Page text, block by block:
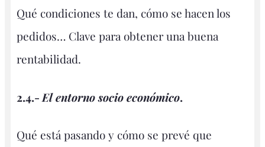
Qué condiciones te dan, cómo se hacen los
pedidos… Clave para obtener una buena
rentabilidad.
2.4.- El entorno socio económico.
Qué está pasando y cómo se prevé que